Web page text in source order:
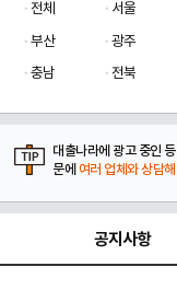
전체 서울
부산
광주
충남
전북
대출나라에 광고 중인
문에 여러 업체와 상담
공지사항